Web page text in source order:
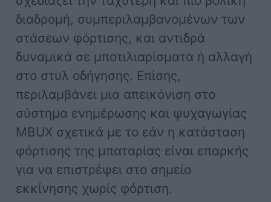
διαδρομή, συμπεριλαμβανομένων των
στάσεων φόρτισης, και αντιδρά
δυναμικά σε μποτιλιαρίσματα ή αλλαγή
στο στυλ οδήγησης. Επίσης,
περιλαμβάνει μια απεικόνιση στο
σύστημα ενημέρωσης και ψυχαγωγίας
MBUX σχετικά με το εάν η κατάσταση
φόρτισης της μπαταρίας είναι επαρκής
για να επιστρέψει στο σημείο
εκκίνησης χωρίς φόρτιση.